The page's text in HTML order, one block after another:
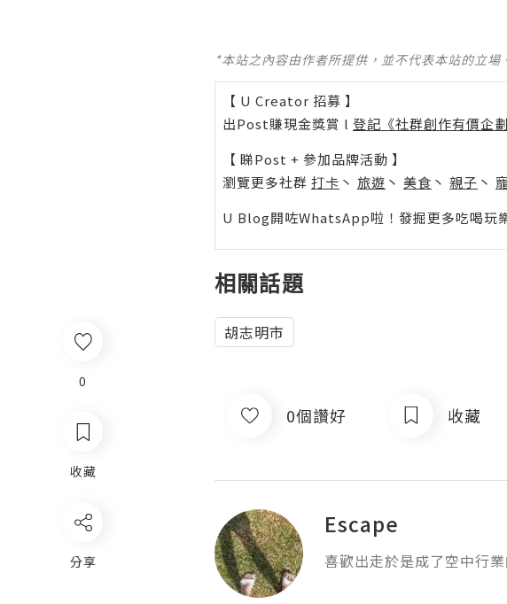
0
收藏
分享
*本站之內容由作者所提供，並不代表本站的立
【 U Creator 招募 】
出Post賺現金獎賞 l 登記《社群創作有價企劃
【 睇Post + 參加品牌活動 】
瀏覽更多社群 打卡 丶 旅遊 丶 美食 丶 親子 丶
U Blog開咗WhatsApp啦！發掘更多吃喝玩
相關話題
胡志明市
0個讚好 收藏
Escape
喜歡出走於是成了空中行